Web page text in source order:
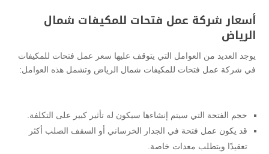
أسعار شركة عمل فتحات للمكيفات شمال
الرياض
يوجد العديد من العوامل التي يتوقف عليها سعر عمل فتحات للمكيفات
في شركة عمل فتحات للمكيفات شمال الرياض وتشمل هذه العوامل:
حجم الفتحة التي سيتم إنشاءها سيكون له تأثير كبير على التكلفة.
قد يكون عمل فتحة في الجدار الخرساني أو السقف الصلب أكثر
تعقيدًا ويتطلب معدات خاصة.